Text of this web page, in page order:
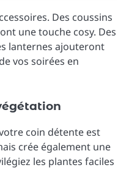
Des coussins
une touche cosy. Des
lanternes ajouteront
vos soirées en
coin détente est
crée également une
les plantes faciles